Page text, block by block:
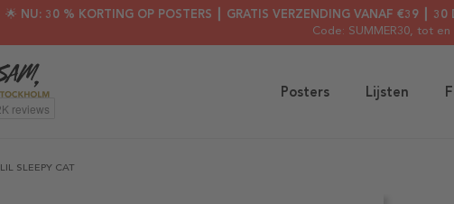
🌟 NU: 30 % KORTING OP POSTERS ┃ GRATIS VERZENDING VANAF €39 ┃ 30
Code: SUMMER30, tot en
Posters Lijsten
LIL SLEEPY CAT